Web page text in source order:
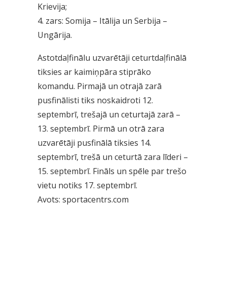
Krievija;
4. zars: Somija – Itālija un Serbija –
Ungārija.
Astotdaļfinālu uzvarētāji ceturtdaļfinālā
tiksies ar kaimiņpāra stiprāko
komandu. Pirmajā un otrajā zarā
pusfinālisti tiks noskaidroti 12.
septembrī, trešajā un ceturtajā zarā –
13. septembrī. Pirmā un otrā zara
uzvarētāji pusfinālā tiksies 14.
septembrī, trešā un ceturtā zara līderi –
15. septembrī. Fināls un spēle par trešo
vietu notiks 17. septembrī.
Avots: sportacentrs.com